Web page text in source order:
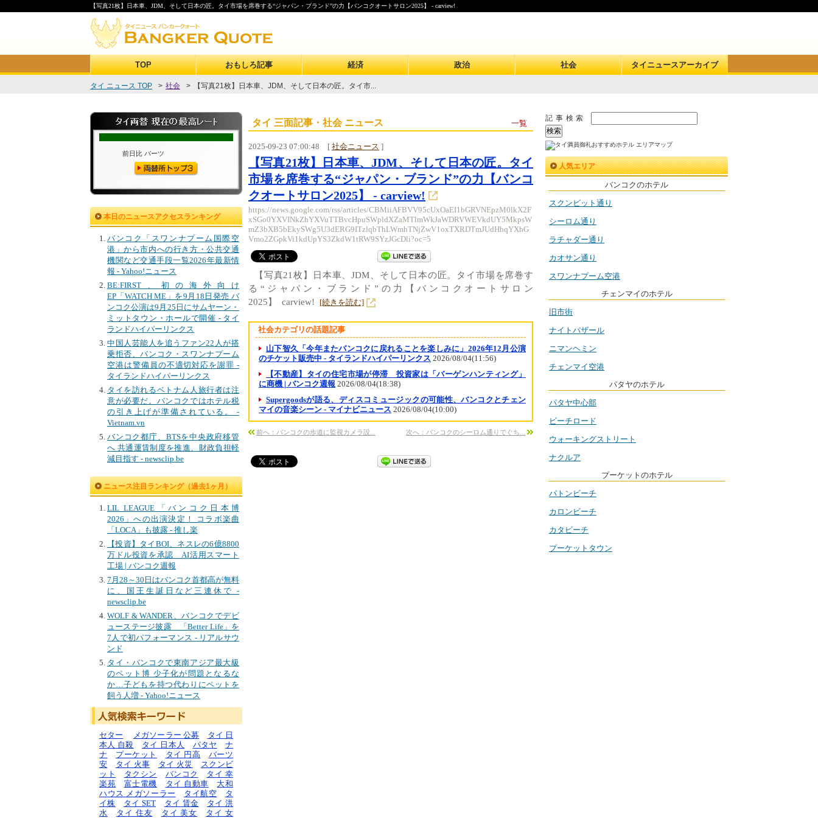
【写真21枚】日本車、JDM、そして日本の匠。タイ市場を席巻する“ジャパン・ブランド”の力【バンコクオートサロン2025】 - carview!
TOP おもしろ記事 経済 政治 社会 タイニュースアーカイブ
タイ ニュース TOP > 社会 > 【写真21枚】日本車、JDM、そして日本の匠。タイ市...
本日のニュースアクセスランキング
バンコク「スワンナプーム国際空
港」から市内への行き方・公共交通
機関など交通手段一覧2026年最新情
報 - Yahoo!ニュース
BE:FIRST、初の海外向け
EP「WATCH ME」を9月18日発売 バ
ンコク公演は9月25日にサムヤーン・
ミットタウン・ホールで開催 - タイ
ランドハイパーリンクス
中国人芸能人を追うファン22人が搭
乗拒否、バンコク・スワンナプーム
空港は警備員の不適切対応を謝罪 -
タイランドハイパーリンクス
タイを訪れるベトナム人旅行者は注
意が必要だ。バンコクではホテル税
の引き上げが準備されている。 -
Vietnam.vn
バンコク都庁、BTSを中央政府移管
へ 共通運賃制度を推進、財政負担軽
減目指す - newsclip.be
ニュース注目ランキング（過去1ヶ月）
LIL LEAGUE「バンコク日本博
2026」への出演決定！ コラボ楽曲
「LOCA」も披露 - 推し楽
【投資】タイBOI、ネスレの6億8800
万ドル投資を承認 AI活用スマート
工場 | バンコク週報
7月28～30日はバンコク首都高が無料
に、国王生誕日など三連休で -
newsclip.be
WOLF & WANDER、バンコクでデビ
ューステージ披露 「Better Life」を
7人で初パフォーマンス - リアルサウ
ンド
タイ・バンコクで東南アジア最大級
のペット博 少子化が問題となるな
か…子どもを持つ代わりにペットを
飼う人増 - Yahoo!ニュース
セター メガソーラー 公募
タイ 日
本人 自殺
タイ 日本人 パタヤ
ナ
ナ
プーケット タイ 円高
バーツ
安
タイ 火事 タイ 火災
スクンビ
ット
タクシン バンコク
タイ 幸
楽苑
富士電機 タイ 自動車
大和
ハウス メガソーラー
タイ航空
タ
イ株
タイ SET タイ 賃金
タイ 洪
水
タイ 住友 タイ 美女 タイ 女
タイ 三面記事・社会 ニュース 一覧
2025-09-23 07:00:48 [ 社会ニュース ]
【写真21枚】日本車、JDM、そして日本の匠。タイ
市場を席巻する“ジャパン・ブランド”の力【バンコ
クオートサロン2025】 - carview!
https://news.google.com/rss/articles/CBMiiAFBVV95cUxOaEI1bGRVNEpzM0lkX2F
xSGo0YXVINkZhYXVuTTBvcHpuSWpldXZaMTlmWkJaWDRVWEVkdUY5MkpsW
mZ3bXB5bEkySWg5U3dERG9ITzlqbThLWmhTNjZwV1oxTXRDTmJUdHhqYXhG
Vmo2ZGpkVi1kdUpYS3ZkdW1tRW9SYzJGcDli?oc=5
【写真21枚】日本車、JDM、そして日本の匠。タイ市場を席巻す
る“ジャパン・ブランド”の力【バンコクオートサロン
2025】 carview! [続きを読む]
社会カテゴリの話題記事
山下智久「今年またバンコクに戻れることを楽しみに」2026年12月公演
のチケット販売中 - タイランドハイパーリンクス 2026/08/04(11:56)
【不動産】タイの住宅市場が停滞 投資家は「バーゲンハンティング」
に商機 | バンコク週報 2026/08/04(18:38)
Supergoodsが語る、ディスコミュージックの可能性、バンコクとチェン
マイの音楽シーン - マイナビニュース 2026/08/04(10:00)
前へ：バンコクの歩道に監視カメラ設... 次へ：バンコクのシーロム通りでぐち...
記事検索